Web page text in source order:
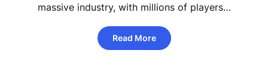
massive industry, with millions of players…
Read More